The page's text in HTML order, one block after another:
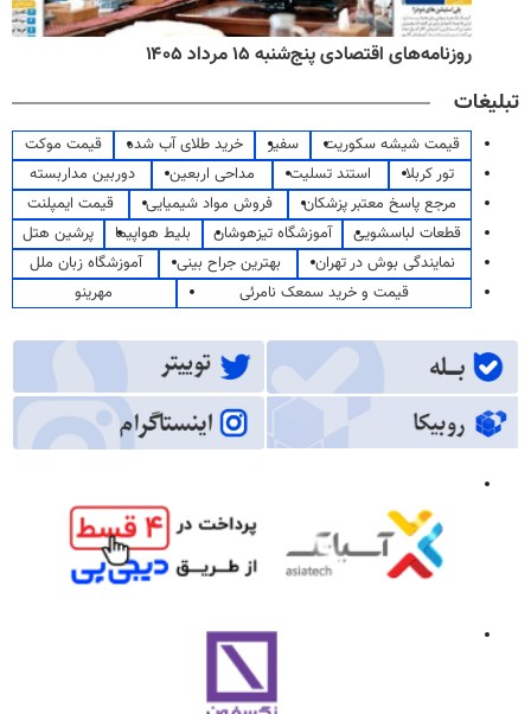
روزنامه‌های صبح پنج‌شنبه ۱۵ مرداد ۱۴۰۵
تبلیغات
قیمت شیشه سکوریت سفیر خرید طلای آب شده
قیمت موکت
تور کربلا
استند تسلیت مداحی اربعین
دوربین مداربسته
مرجع پاسخ معتبر پزشکان
فروش مواد شیمیایی
قیمت ایمپلنت
قطعات لباسشویی
آموزشگاه تیزهوشان بلیط هواپیما
پرشین هتل
نمایندگی بوش در تهران
بهترین جراح بینی
آموزشگاه زبان ملل
قیمت و خرید سمعک نامرئی
مهرینو